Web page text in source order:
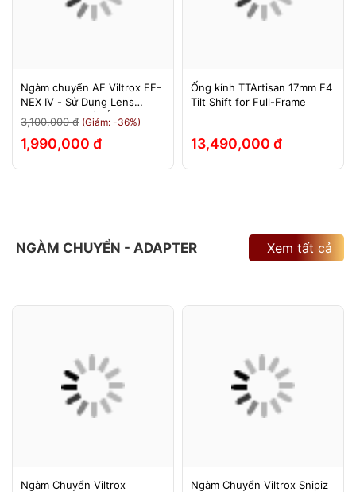
Ngàm chuyển AF Viltrox EF-
NEX IV - Sử Dụng Lens
Canon Trên Máy Ảnh Sony
E-Mount - Bảo Hành 12
Tháng.
3,100,000 đ (Giảm: -36%)
1,990,000 đ
Ống kính TTArtisan 17mm F4
Tilt Shift for Full-Frame
13,490,000 đ
NGÀM CHUYỂN - ADAPTER Xem tất cả
Ngàm Chuyển Viltrox
Ngàm Chuyển Viltrox Snipiz